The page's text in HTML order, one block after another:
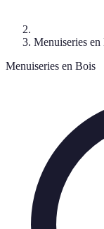
Menuiseries en
Menuiseries en Bois